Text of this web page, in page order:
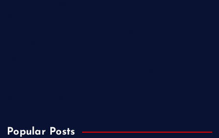
Popular Posts